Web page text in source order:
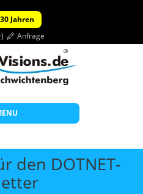
Jahren
Anfrage
den DOTNET-